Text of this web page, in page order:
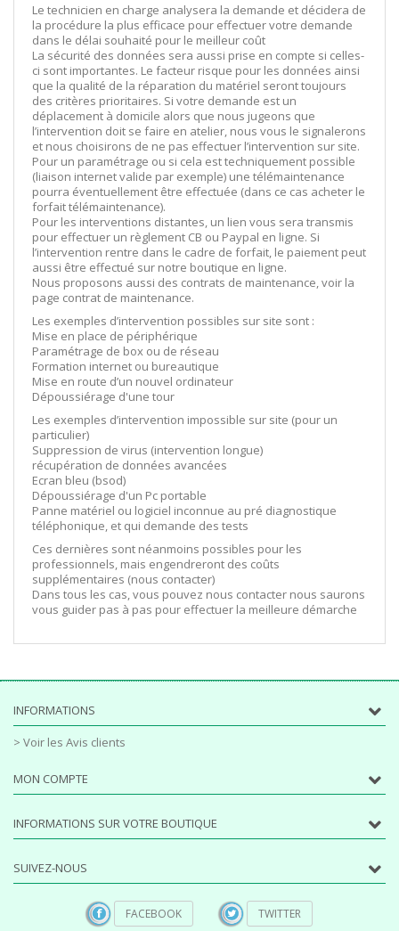
Le technicien en charge analysera la demande et décidera de
la procédure la plus efficace pour effectuer votre demande
dans le délai souhaité pour le meilleur coût
La sécurité des données sera aussi prise en compte si celles-
ci sont importantes. Le facteur risque pour les données ainsi
que la qualité de la réparation du matériel seront toujours
des critères prioritaires. Si votre demande est un
déplacement à domicile alors que nous jugeons que
l’intervention doit se faire en atelier, nous vous le signalerons
et nous choisirons de ne pas effectuer l’intervention sur site.
Pour un paramétrage ou si cela est techniquement possible
(liaison internet valide par exemple) une télémaintenance
pourra éventuellement être effectuée (dans ce cas acheter le
forfait télémaintenance).
Pour les interventions distantes, un lien vous sera transmis
pour effectuer un règlement CB ou Paypal en ligne. Si
l’intervention rentre dans le cadre de forfait, le paiement peut
aussi être effectué sur notre boutique en ligne.
Nous proposons aussi des contrats de maintenance, voir la
page contrat de maintenance.
Les exemples d’intervention possibles sur site sont :
Mise en place de périphérique
Paramétrage de box ou de réseau
Formation internet ou bureautique
Mise en route d’un nouvel ordinateur
Dépoussiérage d'une tour
Les exemples d’intervention impossible sur site (pour un
particulier)
Suppression de virus (intervention longue)
récupération de données avancées
Ecran bleu (bsod)
Dépoussiérage d'un Pc portable
Panne matériel ou logiciel inconnue au pré diagnostique
téléphonique, et qui demande des tests
Ces dernières sont néanmoins possibles pour les
professionnels, mais engendreront des coûts
supplémentaires (nous contacter)
Dans tous les cas, vous pouvez nous contacter nous saurons
vous guider pas à pas pour effectuer la meilleure démarche
INFORMATIONS
> Voir les Avis clients
MON COMPTE
INFORMATIONS SUR VOTRE BOUTIQUE
SUIVEZ-NOUS
FACEBOOK TWITTER